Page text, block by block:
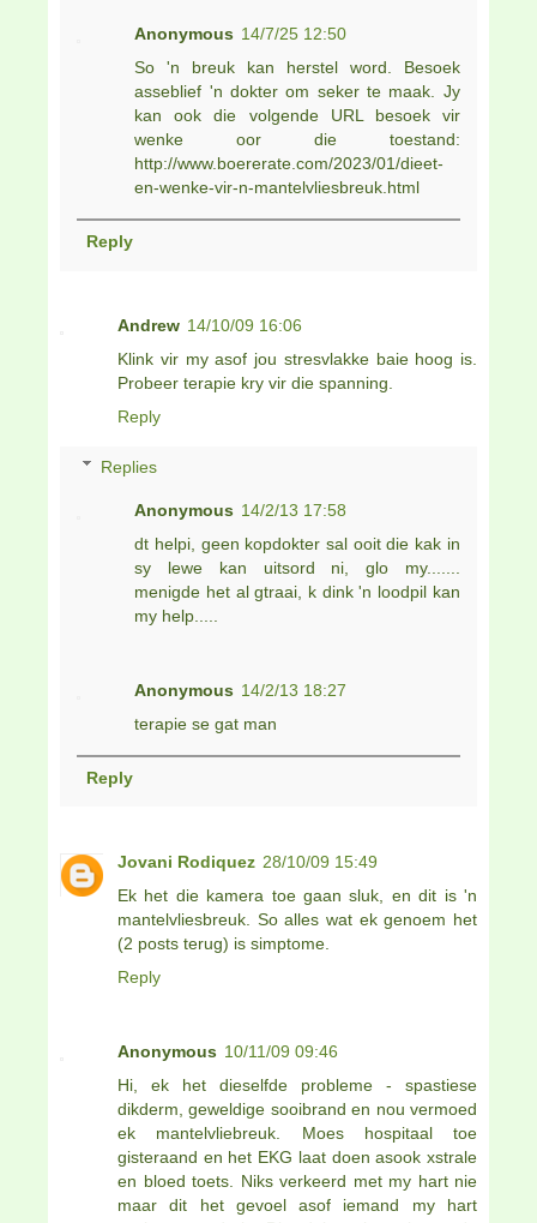
Anonymous 14/7/25 12:50
So 'n breuk kan herstel word. Besoek
asseblief 'n dokter om seker te maak. Jy
kan ook die volgende URL besoek vir
wenke oor die toestand:
http://www.boererate.com/2023/01/dieet-
en-wenke-vir-n-mantelvliesbreuk.html
Reply
Andrew 14/10/09 16:06
Klink vir my asof jou stresvlakke baie hoog is.
Probeer terapie kry vir die spanning.
Reply
Replies
Anonymous 14/2/13 17:58
dt helpi, geen kopdokter sal ooit die kak in
sy lewe kan uitsord ni, glo my.......
menigde het al gtraai, k dink 'n loodpil kan
my help.....
Anonymous 14/2/13 18:27
terapie se gat man
Reply
Jovani Rodiquez 28/10/09 15:49
Ek het die kamera toe gaan sluk, en dit is 'n
mantelvliesbreuk. So alles wat ek genoem het
(2 posts terug) is simptome.
Reply
Anonymous 10/11/09 09:46
Hi, ek het dieselfde probleme - spastiese
dikderm, geweldige sooibrand en nou vermoed
ek mantelvliebreuk. Moes hospitaal toe
gisteraand en het EKG laat doen asook xstrale
en bloed toets. Niks verkeerd met my hart nie
maar dit het gevoel asof iemand my hart